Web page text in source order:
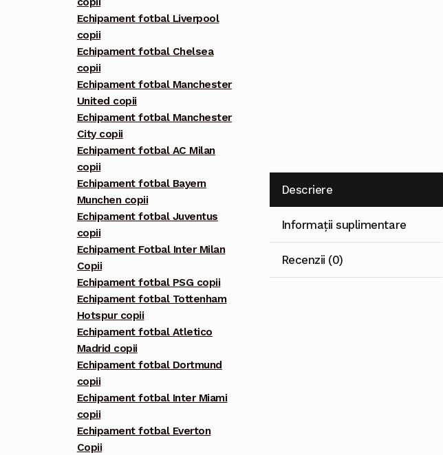
Descriere
Informații suplimentare
Recenzii (0)
Echipament fotbal Liverpool
copii
Echipament fotbal Chelsea
copii
Echipament fotbal Manchester
United copii
Echipament fotbal Manchester
City copii
Echipament fotbal AC Milan
copii
Echipament fotbal Bayern
Munchen copii
Echipament fotbal Juventus
copii
Echipament Fotbal Inter Milan
Copii
Echipament fotbal PSG copii
Echipament fotbal Tottenham
Hotspur copii
Echipament fotbal Atletico
Madrid copii
Echipament fotbal Dortmund
copii
Echipament fotbal Inter Miami
copii
Echipament fotbal Everton
Copii